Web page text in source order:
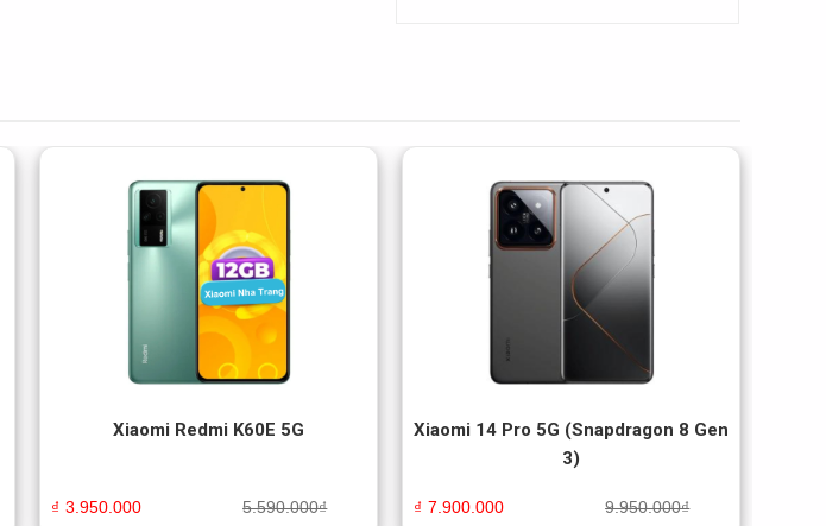
Xiaomi Redmi K60E 5G
5.590.000₫
3.950.000
₫
Xiaomi 14 Pro 5G (Snapdragon 8 Gen
3)
9.950.000₫
7.900.000
₫